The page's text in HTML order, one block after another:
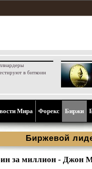
в биткоин
Мира Форекс Биржи
Биржевой
за миллион - Джон